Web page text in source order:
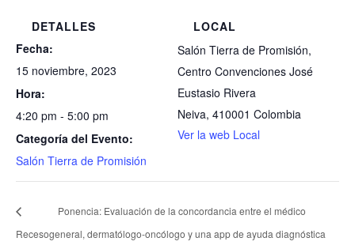
DETALLES
Fecha:
15 noviembre, 2023
Hora:
4:20 pm - 5:00 pm
Categoría del Evento:
Salón Tierra de Promisión
LOCAL
Salón Tierra de Promisión,
Centro Convenciones José
Eustasio Rivera
Neiva, 410001 Colombia
Ver la web Local
Receso
Ponencia: Evaluación de la concordancia entre el médico
general, dermatólogo-oncólogo y una app de ayuda diagnóstica